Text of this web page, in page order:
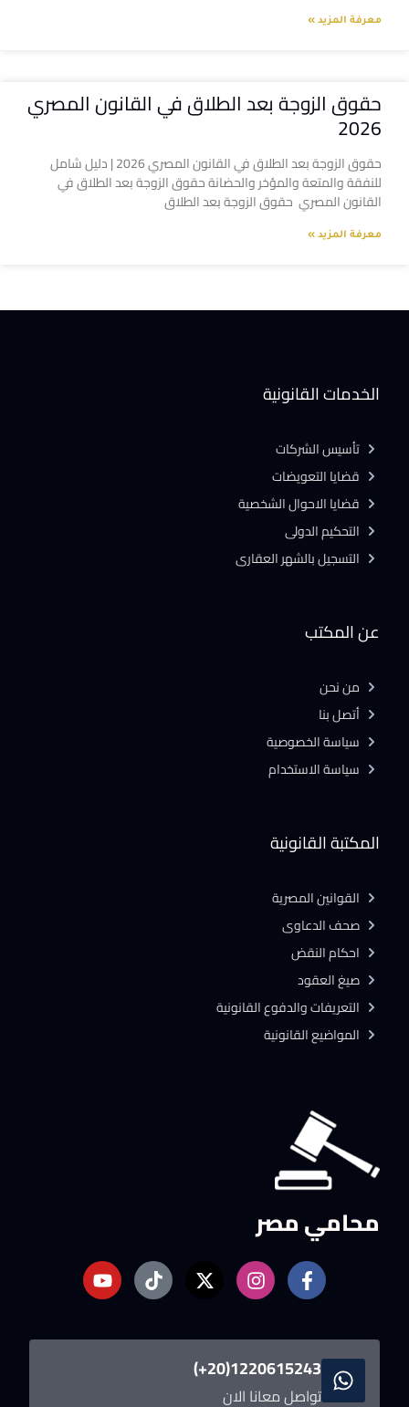
معرفة المزيد »
حقوق الزوجة بعد الطلاق في القانون المصري
2026
حقوق الزوجة بعد الطلاق في القانون المصري 2026 | دليل شامل
للنفقة والمتعة والمؤخر والحضانة حقوق الزوجة بعد الطلاق في
القانون المصري حقوق الزوجة بعد الطلاق
معرفة المزيد »
محامي مصر
1220615243(20+)
تواصل معانا الان
المكتبة القانونية
القوانين المصرية
صحف الدعاوى
احكام النقض
صيغ العقود
التعريفات والدفوع القانونية
المواضيع القانونية
عن المكتب
من نحن
أتصل بنا
سياسة الخصوصية
سياسة الاستخدام
الخدمات القانونية
تأسيس الشركات
قضايا التعويضات
قضايا الاحوال الشخصية
التحكيم الدولى
التسجيل بالشهر العقارى